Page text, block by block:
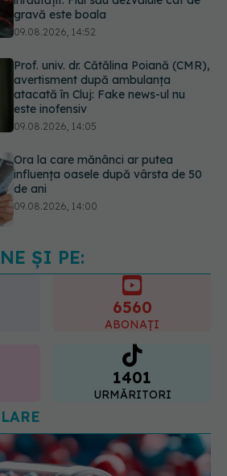
Prof. univ. dr. Cătălina Poiană (CMR),
avertisment după ambulanța
atacată în Cluj: Fake news-ul nu
09.08.2026, 14:05
Ora la care mănânci ar putea
influența oasele după vârsta de 50
de ani
Cum alegem alimentele pe timp de
caniculă. Recomandările
ȘI PE:
6560
ABONAȚI
1401
URMĂRITORI